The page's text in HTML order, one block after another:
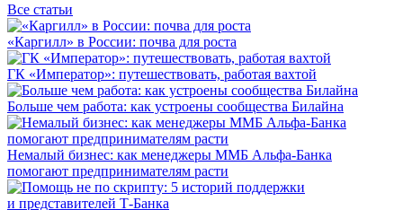
Все статьи
«Каргилл» в России: почва для роста
ГК «Император»: путешествовать, работая вахтой
Больше чем работа: как устроены сообщества Билайна
Немалый бизнес: как менеджеры ММБ Альфа-Банка
помогают предпринимателям расти